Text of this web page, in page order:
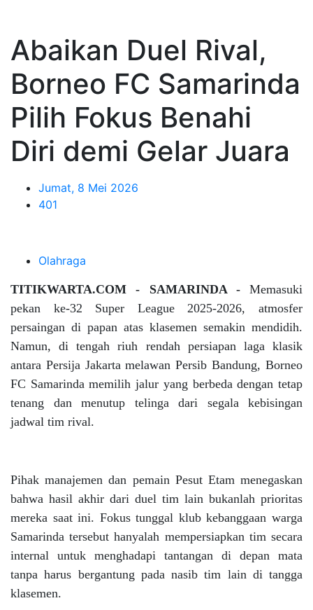
Abaikan Duel Rival,
Borneo FC Samarinda
Pilih Fokus Benahi
Diri demi Gelar Juara
Jumat, 8 Mei 2026
401
Olahraga
TITIKWARTA.COM - SAMARINDA - Memasuki
pekan ke-32 Super League 2025-2026, atmosfer
persaingan di papan atas klasemen semakin mendidih.
Namun, di tengah riuh rendah persiapan laga klasik
antara Persija Jakarta melawan Persib Bandung, Borneo
FC Samarinda memilih jalur yang berbeda dengan tetap
tenang dan menutup telinga dari segala kebisingan
jadwal tim rival.
Pihak manajemen dan pemain Pesut Etam menegaskan
bahwa hasil akhir dari duel tim lain bukanlah prioritas
mereka saat ini. Fokus tunggal klub kebanggaan warga
Samarinda tersebut hanyalah mempersiapkan tim secara
internal untuk menghadapi tantangan di depan mata
tanpa harus bergantung pada nasib tim lain di tangga
klasemen.